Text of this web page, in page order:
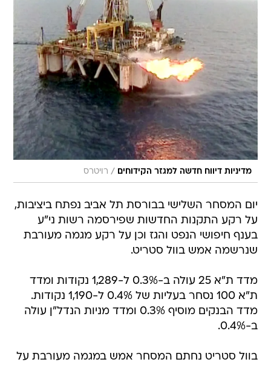
מדיניות דיווח חדשה למגזר הקידוחים / רויטרס
יום המסחר השלישי בבורסת תל אביב נפתח ביציבות,
על רקע התקנות החדשות שפירסמה רשות ני"ע
בענף חיפושי הנפט והגז וכן על רקע מגמה מעורבת
שנרשמה אמש בוול סטריט.
מדד ת"א 25 עולה ב-0.3% ל-1,289 נקודות ומדד
ת"א 100 נסחר בעליות של 0.4% ל-1,190 נקודות.
מדד הבנקים מוסיף 0.3% ומדד מניות הנדל"ן עולה
ב-0.4%.
בוול סטריט נחתם המסחר אמש במגמה מעורבת על